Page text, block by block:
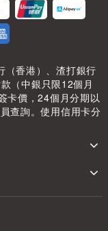
（香港）、渣打銀行
（中銀只限12個月
卡價，24個月分期以
查詢。使用信用卡分